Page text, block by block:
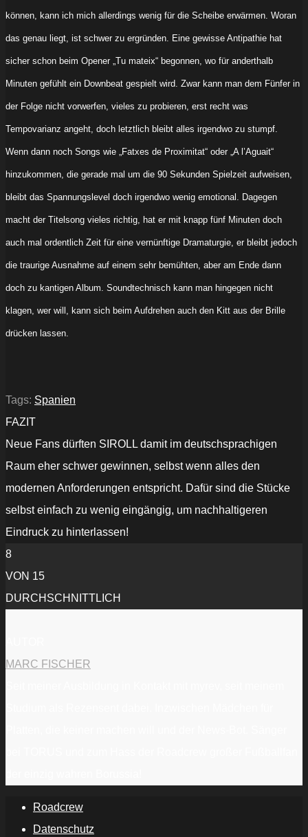
können, kann ich mich allerdings wenig für die Scheibe erwärmen. Woran
das genau liegt, ist schwer zu ergründen. Eine gewisse Antipathie hat
sicher schon beim Opener „Tu mateix“ begonnen, wo für anderthalb
Minuten gefühlt ein Downbeat gespielt wird. Zwar kann man dem Fünfer in
der Folge nicht vorwerfen, vieles zu probieren, erst recht was
Tempovarianz angeht, doch letztlich bleibt alles irgendwo zu stumpf.
Wenn dann noch Songs wie „Fatxes de Proximitat“ oder „A l’Aguait“
hinzukommen, die gerade mal um die 90 Sekunden Spielzeit aufweisen,
bleibt das Spannungslevel doch irgendwo wenig emotional. Dagegen
macht der Titelsong vieles richtig, hat er mit knapp fünf Minuten doch
auch mal ordentlich Zeit für eine vernünftige Dramaturgie, er bleibt jedoch
die traurige Ausnahme auf einem sehr bemühten, aber am Ende dann
doch zu kantigen Album. Soundtechnisch kann man hingegen nicht
klagen, wer will, kann sich beim Aufdrehen auch den Kitt aus der Brille
drücken lassen.
Tags: Spanien
FAZIT
Neue Fans dürften SIROLL damit im deutschsprachigen
Raum eher schwer gewinnen, selbst wenn alles den
modernen Anforderungen entspricht. Dafür sind die Stücke
selbst einfach zu wenig eingängig, um nachhaltigeren
Eindruck zu hinterlassen!
8
VON 15
DURCHSCHNITTLICH
MARC FISCHER
Roadcrew
Datenschutz